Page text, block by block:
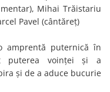
Mihai Trăistariu
Pavel (cântăreț)
amprentă puternică în
puterea voinței și a
și de a aduce bucurie